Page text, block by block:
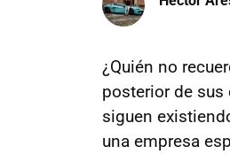
¿Quién no
posterior de
siguen
una empresa